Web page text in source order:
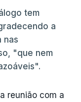
tem
a
nas
"que nem
reunião com a